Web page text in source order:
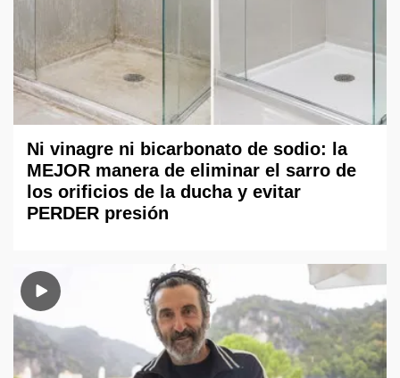
Ni vinagre ni bicarbonato de sodio: la
MEJOR manera de eliminar el sarro de
los orificios de la ducha y evitar
PERDER presión